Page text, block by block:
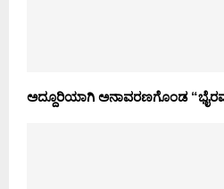
ಅದ್ದೂರಿಯಾಗಿ ಅನಾವರಣಗೊಂಡ